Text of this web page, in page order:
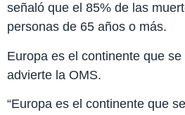
señaló que el 85% de las
personas de 65 años o más.
Europa es el continente que
advierte la OMS.
“Europa es el continente que